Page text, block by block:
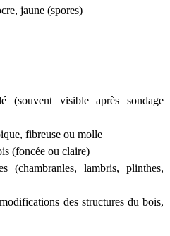
jaune (spores)
visible après sondage
fibreuse ou molle
(foncée ou claire)
(chambranles, lambris, plinthes,
des structures du bois,